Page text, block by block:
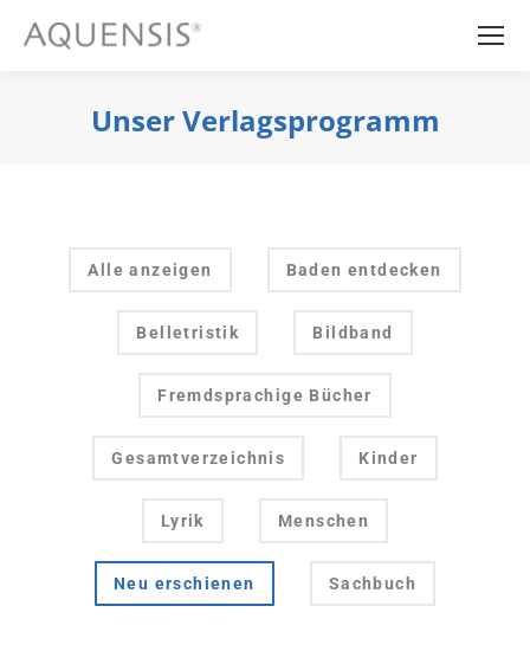
Unser Verlagsprogramm
Alle anzeigen Baden entdecken
Belletristik Bildband
Fremdsprachige Bücher
Gesamtverzeichnis Kinder
Lyrik Menschen
Neu erschienen Sachbuch